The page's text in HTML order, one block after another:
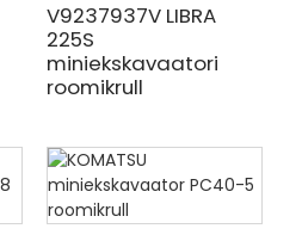
V9237937V LIBRA
225S
miniekskavaatori
roomikrull